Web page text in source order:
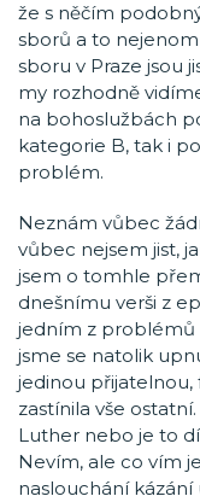
že s něčím
sborů a to
sboru v Praze jsou
my rozhodně
na bohoslužbách
kategorie B, tak i
problém.
Neznám vůbec
vůbec nejsem jist,
jsem o tomhle
dnešnímu verši z
jedním z problémů
jsme se natolik
jedinou
zastínila vše
Luther nebo je to
Nevím, ale co vím
naslouchání